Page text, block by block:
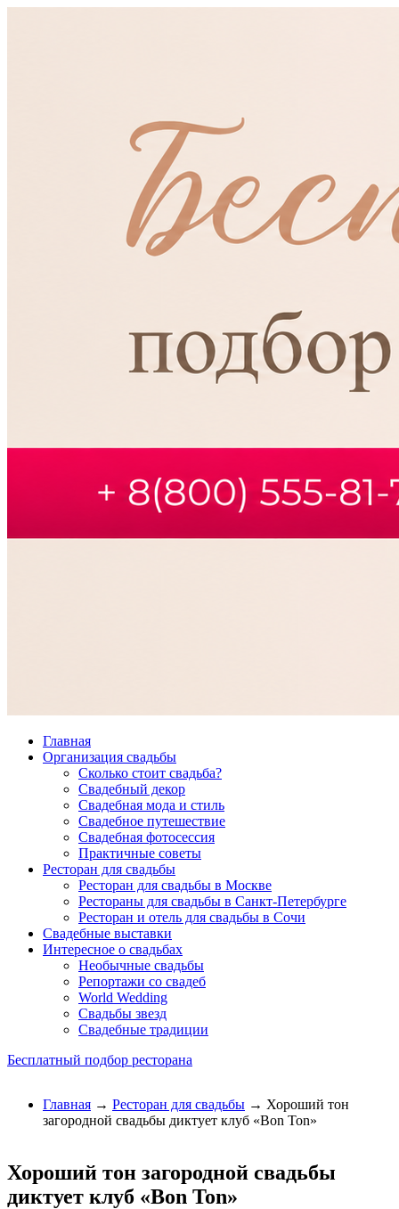
Главная
Организация свадьбы
Сколько стоит свадьба?
Свадебный декор
Свадебная мода и стиль
Свадебное путешествие
Свадебная фотосессия
Практичные советы
Ресторан для свадьбы
Ресторан для свадьбы в Москве
Рестораны для свадьбы в Санкт-Петербурге
Ресторан и отель для свадьбы в Сочи
Свадебные выставки
Интересное о свадьбах
Необычные свадьбы
Репортажи со свадеб
World Wedding
Свадьбы звезд
Свадебные традиции
Бесплатный подбор ресторана
Главная → Ресторан для свадьбы → Хороший тон
загородной свадьбы диктует клуб «Bon Ton»
Хороший тон загородной свадьбы
диктует клуб «Bon Ton»